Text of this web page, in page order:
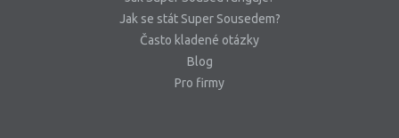
Jak se stát Super Sousedem?
Často kladené otázky
Blog
Pro firmy